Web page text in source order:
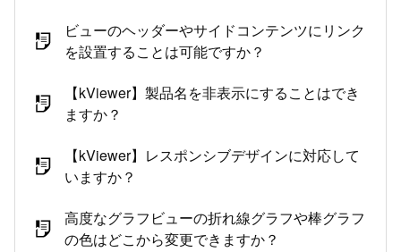
ビューのヘッダーやサイドコンテンツにリンク
を設置することは可能ですか？
【kViewer】製品名を非表示にすることはでき
ますか？
【kViewer】レスポンシブデザインに対応して
いますか？
高度なグラフビューの折れ線グラフや棒グラフ
の色はどこから変更できますか？